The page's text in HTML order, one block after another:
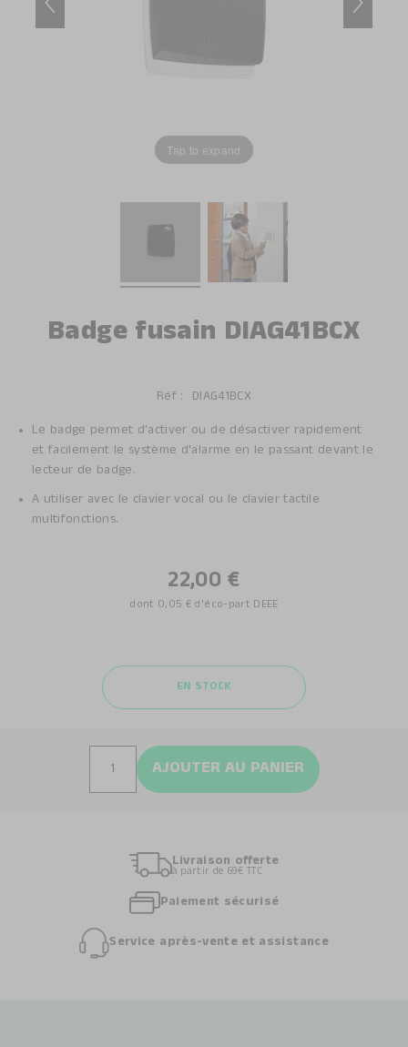
Tap to expand
Badge fusain DIAG41BCX
Réf : DIAG41BCX
Le badge permet d'activer ou de désactiver rapidement
et facilement le système d'alarme en le passant devant le
lecteur de badge.
A utiliser avec le clavier vocal ou le clavier tactile
multifonctions.
22,00 €
dont 0,05 € d'éco-part DEEE
AJOUTER AU PANIER
EN STOCK
Livraison offerte
à partir de 69€ TTC
Paiement sécurisé
Service après-vente et assistance